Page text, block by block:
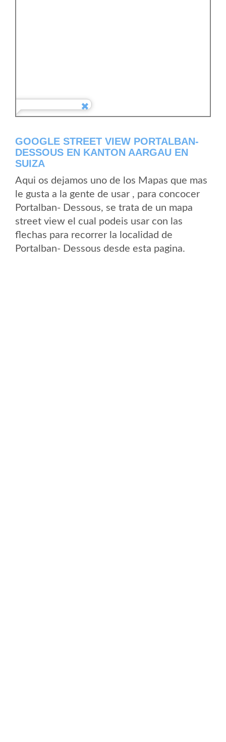
GOOGLE STREET VIEW PORTALBAN-
DESSOUS EN KANTON AARGAU EN
SUIZA
Aqui os dejamos uno de los Mapas que mas
le gusta a la gente de usar , para concocer
Portalban- Dessous, se trata de un mapa
street view el cual podeis usar con las
flechas para recorrer la localidad de
Portalban- Dessous desde esta pagina.